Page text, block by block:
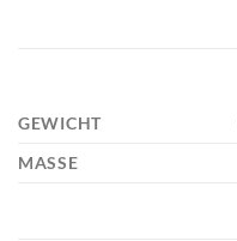
GEWICHT
MASSE